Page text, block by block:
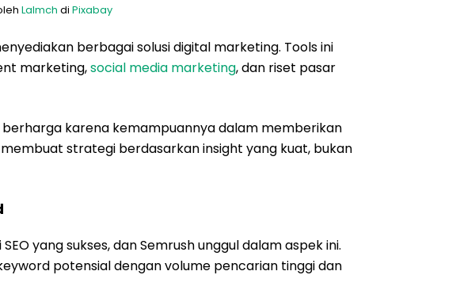
Lalmch di Pixabay
berbagai solusi digital marketing. Tools ini
marketing,social media marketing, dan riset pasar
karena kemampuannya dalam memberikan
strategi berdasarkan insight yang kuat, bukan
yang sukses, dan Semrush unggul dalam aspek ini.
potensial dengan volume pencarian tinggi dan